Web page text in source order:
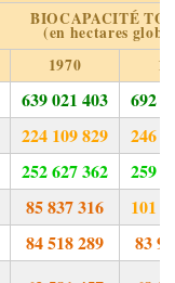
BIOCAPACITÉ
(en hectares
1970
639 021 403 692
224 109 829 246
252 627 362 259
85 837 316 101
84 518 289 83